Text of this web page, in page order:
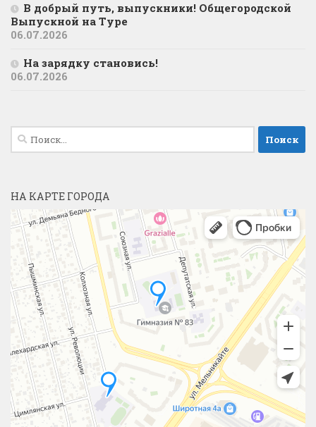
В добрый путь, выпускники! Общегородской
Выпускной на Туре
06.07.2026
На зарядку становись!
06.07.2026
Найти:
НА КАРТЕ ГОРОДА